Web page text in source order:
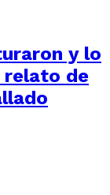
y lo
relato de